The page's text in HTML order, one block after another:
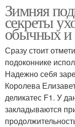
Зимняя
секреты
обычных и
Сразу стоит
подоконнике
Надежно себя
Королева
деликатес F1. У
закладываются